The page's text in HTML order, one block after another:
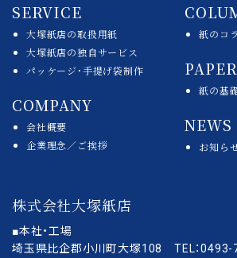
SERVICE
大塚紙店の取扱用紙
大塚紙店の独自サービス
パッケージ・手提げ袋制作
COMPANY
会社概要
企業理念／ご挨拶
紙のコ
紙の基
NEWS
お知ら
株式会社大塚紙店
■本社・工場
埼玉県比企郡小川町大塚108 TEL：0493-